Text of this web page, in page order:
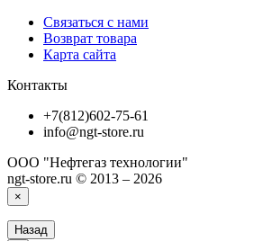
Связаться с нами
Возврат товара
Карта сайта
Контакты
+7(812)602-75-61
info@ngt-store.ru
ООО "Нефтегаз технологии"
ngt-store.ru © 2013 – 2026
×
Назад